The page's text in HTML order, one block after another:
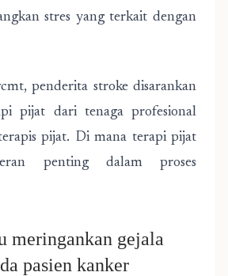
stres yang terkait dengan
penderita stroke disarankan
pijat dari tenaga profesional
pijat. Di mana terapi pijat
penting dalam proses
meringankan gejala
pasien kanker